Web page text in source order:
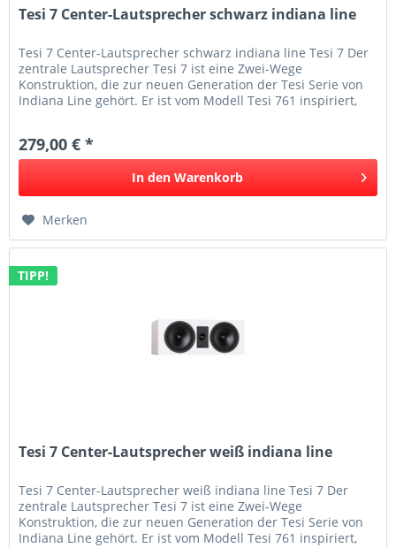
Tesi 7 Center-Lautsprecher schwarz indiana line
Tesi 7 Center-Lautsprecher schwarz indiana line Tesi 7 Der
zentrale Lautsprecher Tesi 7 ist eine Zwei-Wege
Konstruktion, die zur neuen Generation der Tesi Serie von
Indiana Line gehört. Er ist vom Modell Tesi 761 inspiriert,
279,00 € *
In den Warenkorb
Merken
TIPP!
Tesi 7 Center-Lautsprecher weiß indiana line
Tesi 7 Center-Lautsprecher weiß indiana line Tesi 7 Der
zentrale Lautsprecher Tesi 7 ist eine Zwei-Wege
Konstruktion, die zur neuen Generation der Tesi Serie von
Indiana Line gehört. Er ist vom Modell Tesi 761 inspiriert,